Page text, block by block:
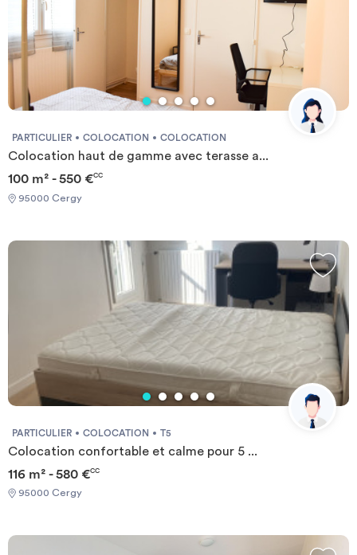
PARTICULIER COLOCATION COLOCATION
Colocation haut de gamme avec terasse a...
100 m² - 550 €CC
95000 Cergy
PARTICULIER COLOCATION T5
Colocation confortable et calme pour 5 ...
116 m² - 580 €CC
95000 Cergy